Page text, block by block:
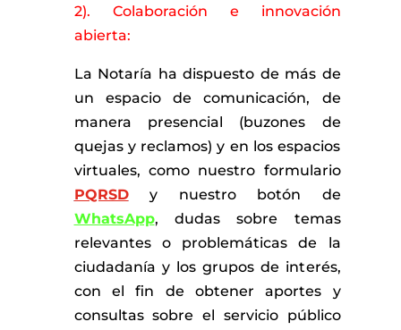
2). Colaboración e innovación
abierta:
La Notaría ha dispuesto de más de
un espacio de comunicación, de
manera presencial (buzones de
quejas y reclamos) y en los espacios
virtuales, como nuestro formulario
PQRSDy nuestro botón de
WhatsApp, dudas sobre temas
relevantes o problemáticas de la
ciudadanía y los grupos de interés,
con el fin de obtener aportes y
consultas sobre el servicio público